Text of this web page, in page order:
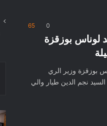
0
65
لوناس بوزقزة
بوزقزة وزير الري
نجم الدين طيار والي